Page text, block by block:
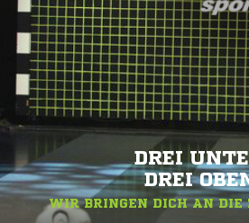
DREI
DREI
WIR BRINGEN DICH AN DIE